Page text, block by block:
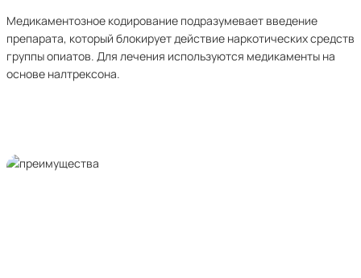
Медикаментозное кодирование подразумевает введение
препарата, который блокирует действие наркотических средств
группы опиатов. Для лечения используются медикаменты на
основе налтрексона.